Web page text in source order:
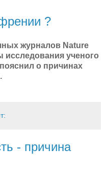
?
журналов Nature
ученого
о причинах
- причина